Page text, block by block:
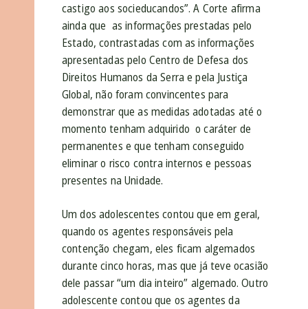
castigo aos socieducandos”. A Corte afirma
ainda que as informações prestadas pelo
Estado, contrastadas com as informações
apresentadas pelo Centro de Defesa dos
Direitos Humanos da Serra e pela Justiça
Global, não foram convincentes para
demonstrar que as medidas adotadas até o
momento tenham adquirido o caráter de
permanentes e que tenham conseguido
eliminar o risco contra internos e pessoas
presentes na Unidade.
Um dos adolescentes contou que em geral,
quando os agentes responsáveis pela
contenção chegam, eles ficam algemados
durante cinco horas, mas que já teve ocasião
dele passar “um dia inteiro” algemado. Outro
adolescente contou que os agentes da